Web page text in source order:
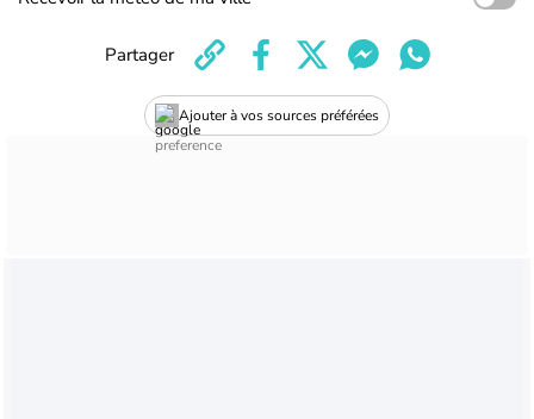
Ajouter à vos sources préférées
Partager